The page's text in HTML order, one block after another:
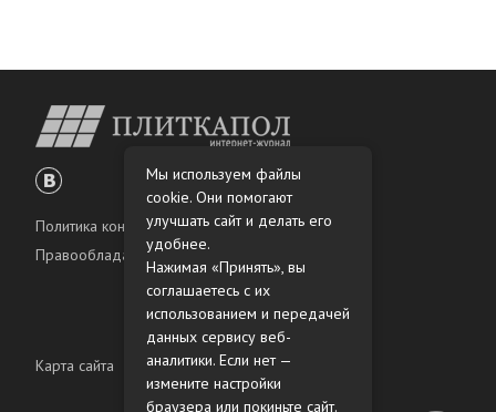
Политика конфиденциальности
Правообладателям
Карта сайта
Мы используем файлы
cookie. Они помогают
улучшать сайт и делать его
удобнее.
Нажимая «Принять», вы
соглашаетесь с их
использованием и передачей
данных сервису веб-
аналитики. Если нет —
измените настройки
браузера или покиньте сайт.